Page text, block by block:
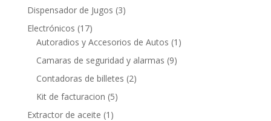
Dispensador de Jugos (3)
Electrónicos (17)
Autoradios y Accesorios de Autos (1)
Camaras de seguridad y alarmas (9)
Contadoras de billetes (2)
Kit de facturacion (5)
Extractor de aceite (1)